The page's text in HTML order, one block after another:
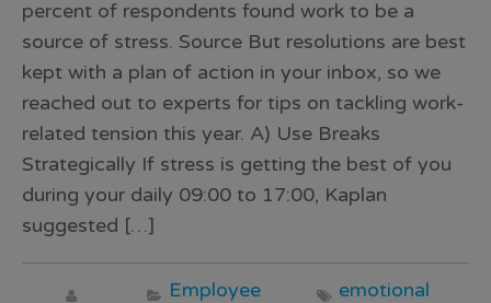
percent of respondents found work to be a
source of stress. Source But resolutions are best
kept with a plan of action in your inbox, so we
reached out to experts for tips on tackling work-
related tension this year. A) Use Breaks
Strategically If stress is getting the best of you
during your daily 09:00 to 17:00, Kaplan
suggested […]
Employee
emotional